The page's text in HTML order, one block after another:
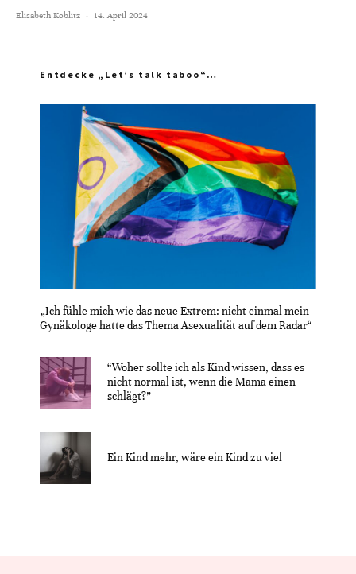
Elisabeth Koblitz · 14. April 2024
Entdecke „Let’s talk taboo“…
„Ich fühle mich wie das neue Extrem: nicht einmal mein
Gynäkologe hatte das Thema Asexualität auf dem Radar“
“Woher sollte ich als Kind wissen, dass es
nicht normal ist, wenn die Mama einen
schlägt?”
Ein Kind mehr, wäre ein Kind zu viel